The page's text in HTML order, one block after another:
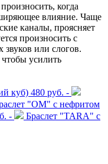
когда
влияние. Чаще
каналы, проясняет
произносить с
или слогов.
усилить
куб) 480 руб. -
"ОМ" с нефритом
-
Браслет "TARA" с